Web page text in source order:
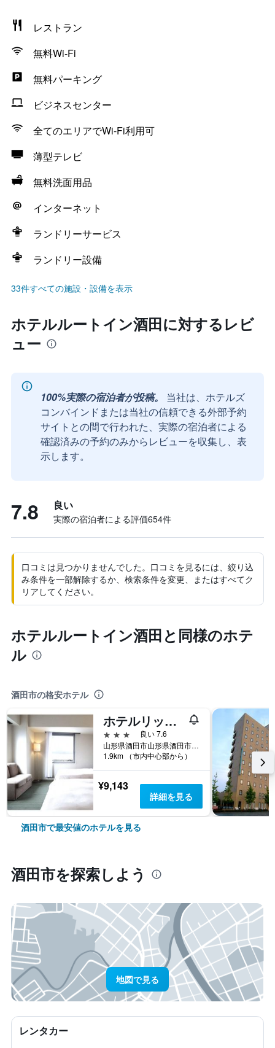
レストラン
無料Wi-Fi
無料パーキング
ビジネスセンター
全てのエリアでWi-Fi利用可
薄型テレビ
無料洗面用品
インターネット
ランドリーサービス
ランドリー設備
33件すべての施設・設備を表示
ホテルルートイン酒田に対するレビ
ュー
100%実際の宿泊者が投稿。
当社は、ホテルズ
コンバインドまたは当社の信頼できる外部予約
サイトとの間で行われた、実際の宿泊者による
確認済みの予約のみからレビューを収集し、表
示します。
7.8 良い
実際の宿泊者による評価654​件
口コミは見つかりませんでした。口コミを見るには、絞り込
み条件を一部解除するか、検索条件を変更、またはすべてク
リアしてください。
ホテルルートイン酒田と同様のホテ
ル
酒田市の格安ホテル
ホテルリッチ＆ガーデン酒田
3つ星
良い 7.6
山形県酒田市山形県酒田市若竹町１－１－１
1.9km （市内中心部から）
¥9,143
詳細を見る
酒田市で最安値のホテルを見る
酒田市​を探索しよう
地図で見る
レンタカー